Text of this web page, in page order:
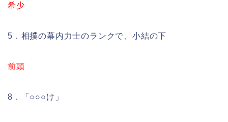
希少
5．相撲の幕内力士のランクで、小結の下
前頭
8．「○○○け」